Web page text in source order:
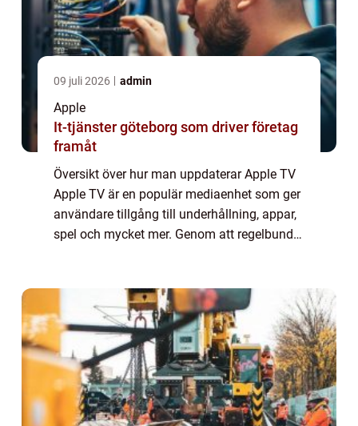
09 juli 2026 admin
Apple
It-tjänster göteborg som driver företag
framåt
Översikt över hur man uppdaterar Apple TV
Apple TV är en populär mediaenhet som ger
användare tillgång till underhållning, appar,
spel och mycket mer. Genom att regelbundet